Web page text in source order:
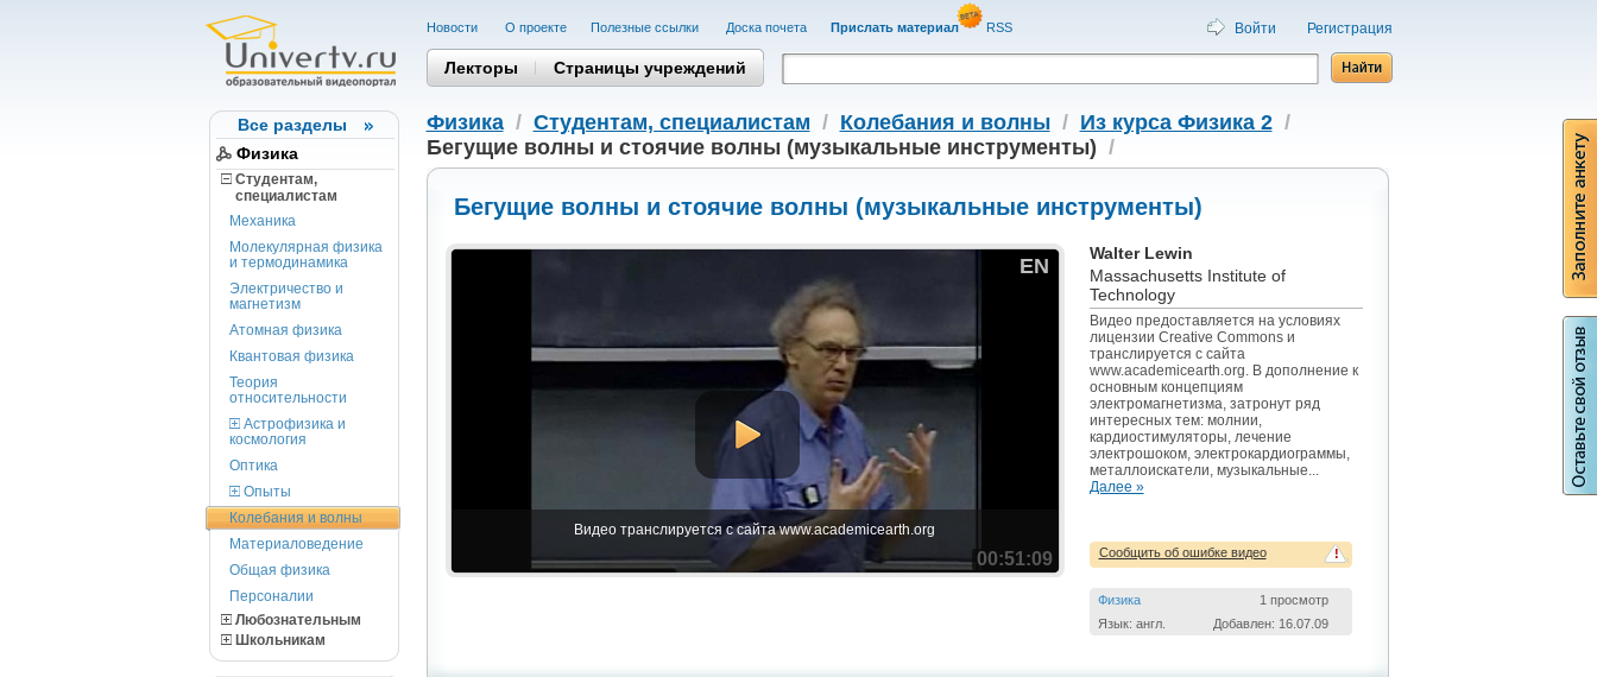
Все разделы
Физика
Студентам,
cпециалистам
Механика
Молекулярная физика
и термодинамика
Электричество и
магнетизм
Атомная физика
Квантовая физика
Теория
относительности
Астрофизика и
космология
Оптика
Опыты
Колебания и волны
Материаловедение
Общая физика
Персоналии
Любознательным
Школьникам
Новости О проекте Полезные cсылки Доска почета Прислать материал RSS Войти Регистрация
Лекторы Страницы учреждений
Физика/ Студентам, cпециалистам / Колебания и волны/ Из курса Физика 2/
Бегущие волны и стоячие волны (музыкальные инструменты) /
Бегущие волны и стоячие волны (музыкальные инструменты)
EN
00:51:09
Видео транслируется с сайта www.academicearth.org
Walter Lewin
Massachusetts Institute of
Technology
Видео предоставляется на условиях
лицензии Creative Commons и
транслируется с сайта
www.academicearth.org. В дополнение к
основным концепциям
электромагнетизма, затронут ряд
интересных тем: молнии,
кардиостимуляторы, лечение
электрошоком, электрокардиограммы,
металлоискатели, музыкальные...
Далее »
!
Сообщить об ошибке видео
Физика
1 просмотр
Язык: англ.
Добавлен: 16.07.09